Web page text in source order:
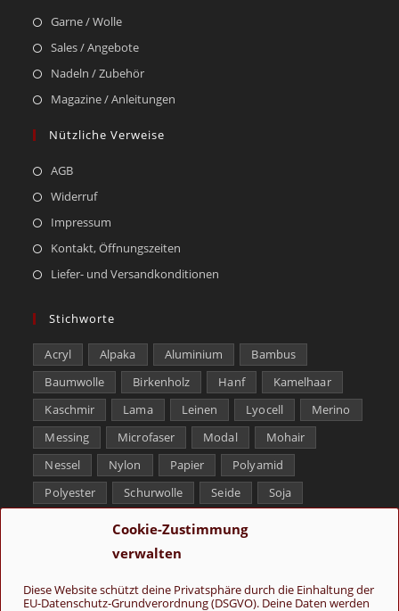
Cookie-Zustimmung
verwalten
Diese Website schützt deine Privatsphäre durch die Einhaltung der
EU-Datenschutz-Grundverordnung (DSGVO). Deine Daten werden
Garne / Wolle
Sales / Angebote
Nadeln / Zubehör
Magazine / Anleitungen
Nützliche Verweise
AGB
Widerruf
Impressum
Kontakt, Öffnungszeiten
Liefer- und Versandkonditionen
Stichworte
Acryl Alpaka Aluminium
Bambus
Baumwolle
Birkenholz Hanf
Kamelhaar
Kaschmir
Lama Leinen Lyocell
Merino
Messing
Microfaser Modal
Mohair
Nessel
Nylon Papier
Polyamid
Polyester
Schurwolle Seide
Soja
Tencel
Yak
Folge uns